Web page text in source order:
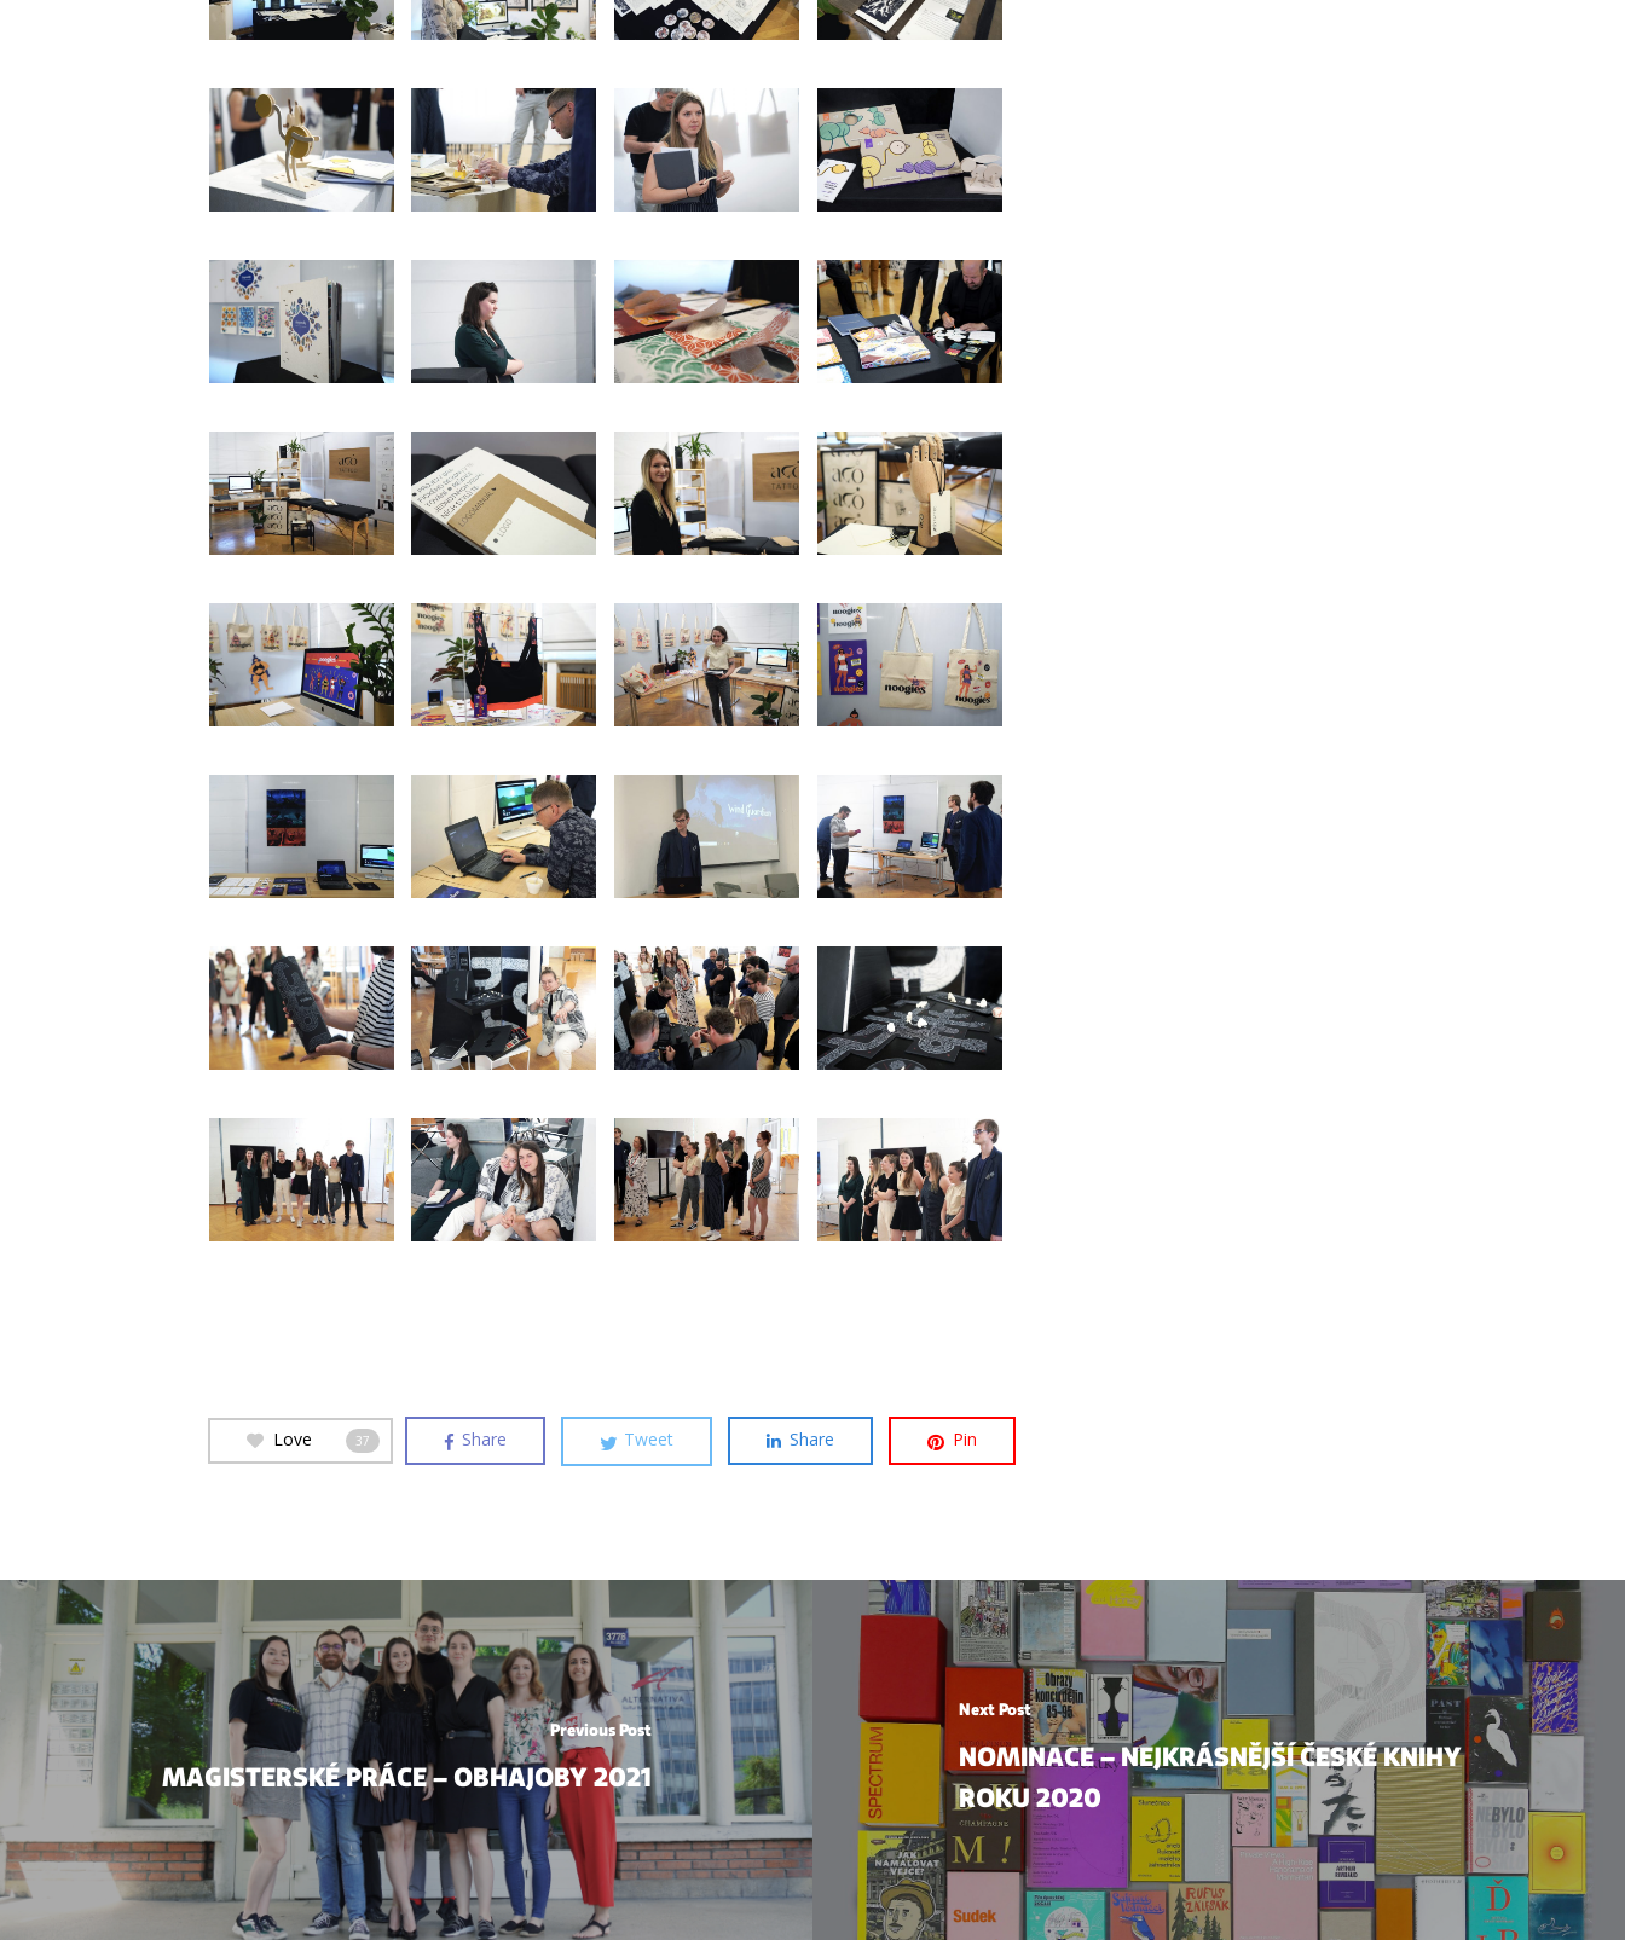
Love 37 Share Tweet Share Pin
Previous Post
MAGISTERSKÉ PRÁCE – OBHAJOBY 2021
Next Post
NOMINACE – NEJKRÁSNĚJŠÍ ČESKÉ KNIHY
ROKU 2020